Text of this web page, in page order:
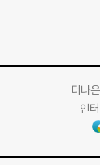
더나
인